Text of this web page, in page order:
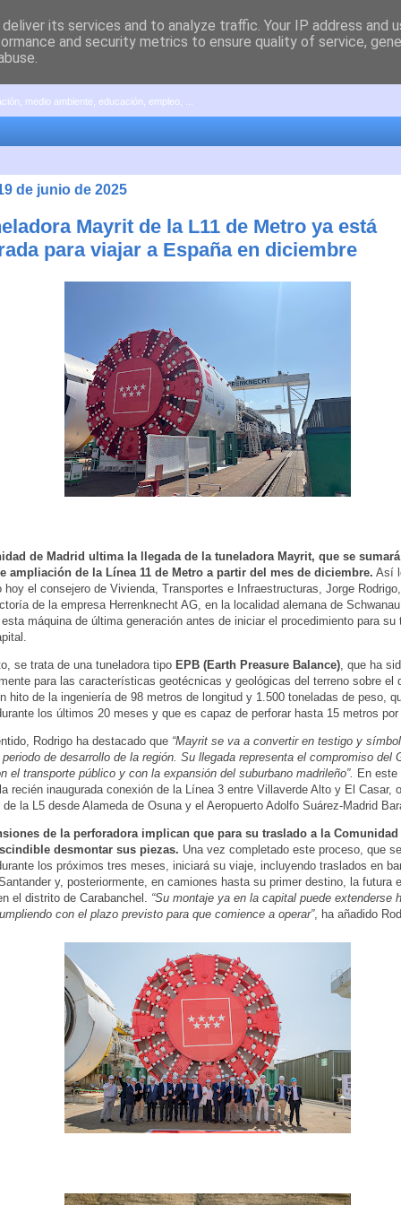
medio ambiente, educación, empleo, ...
de junio de 2025
Mayrit de la L11 de Metro ya está
para viajar a España en diciembre
de Madrid ultima la llegada de la tuneladora Mayrit, que se
ampliación de la Línea 11 de Metro a partir del mes de diciembre. Así
hoy el consejero de Vivienda, Transportes e Infraestructuras, Jorge
de la empresa Herrenknecht AG, en la localidad alemana de
máquina de última generación antes de iniciar el procedimiento para su
se trata de una tuneladora tipo EPB (Earth Preasure Balance) , que ha
para las características geotécnicas y geológicas del terreno sobre el
hito de la ingeniería de 98 metros de longitud y 1.500 toneladas de peso,
los últimos 20 meses y que es capaz de perforar hasta 15 metros
Rodrigo ha destacado que “Mayrit se va a convertir en testigo y
de desarrollo de la región. Su llegada representa el compromiso del
el transporte público y con la expansión del suburbano madrileño”. En
recién inaugurada conexión de la Línea 3 entre Villaverde Alto y El Casar,
la L5 desde Alameda de Osuna y el Aeropuerto Adolfo Suárez-Madrid
de la perforadora implican que para su traslado a la
desmontar sus piezas. Una vez completado este proceso, que
los próximos tres meses, iniciará su viaje, incluyendo traslados en
y, posteriormente, en camiones hasta su primer destino, la futura
el distrito de Carabanchel. “Su montaje ya en la capital puede extenderse
con el plazo previsto para que comience a operar”, ha añadido
its services and to analyze traffic. Your IP address and
and security metrics to ensure quality of service,